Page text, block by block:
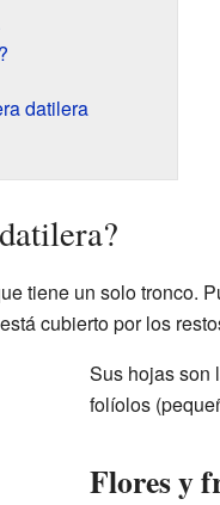
datilera
tiene un solo tronco.
cubierto por los
Sus hojas son
folíolos
Flores y